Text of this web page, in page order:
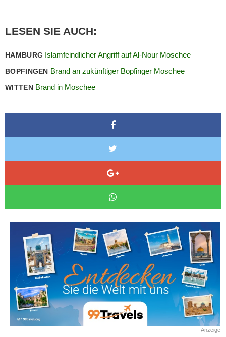
LESEN SIE AUCH:
HAMBURG Islamfeindlicher Angriff auf Al-Nour Moschee
BOPFINGEN Brand an zukünftiger Bopfinger Moschee
WITTEN Brand in Moschee
Anzeige